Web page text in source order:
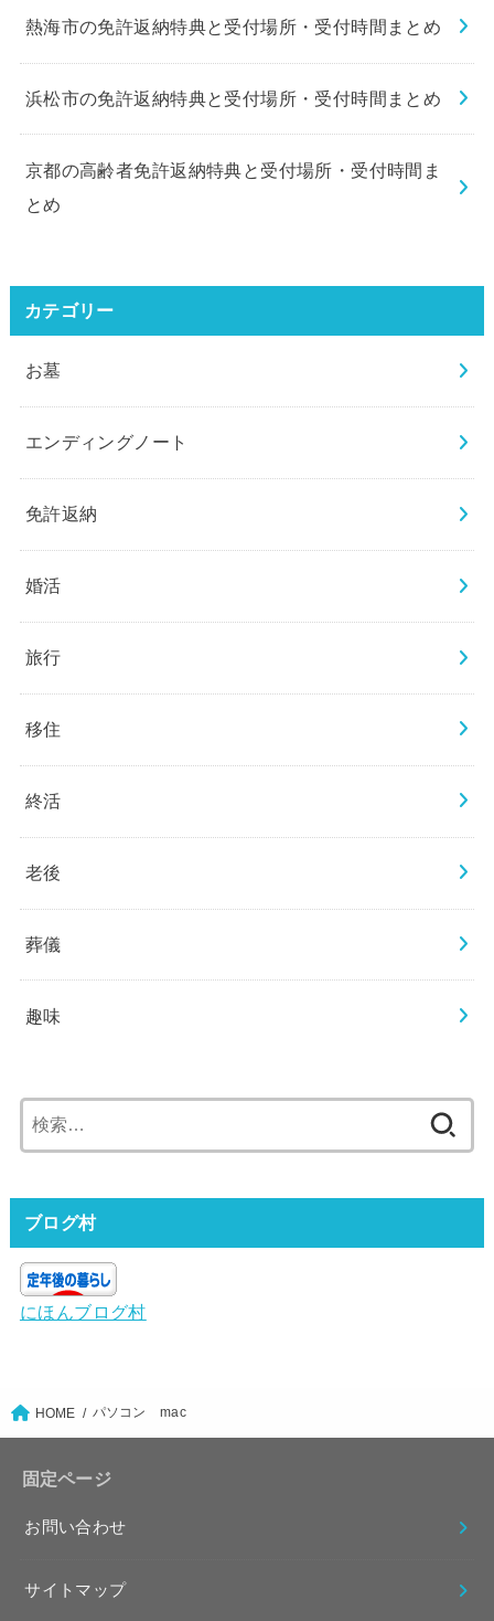
熱海市の免許返納特典と受付場所・受付時間まとめ
浜松市の免許返納特典と受付場所・受付時間まとめ
京都の高齢者免許返納特典と受付場所・受付時間ま
とめ
カテゴリー
お墓
エンディングノート
免許返納
婚活
旅行
移住
終活
老後
葬儀
趣味
索:
ブログ村
にほんブログ村
HOME パソコン mac
固定ページ
お問い合わせ
サイトマップ